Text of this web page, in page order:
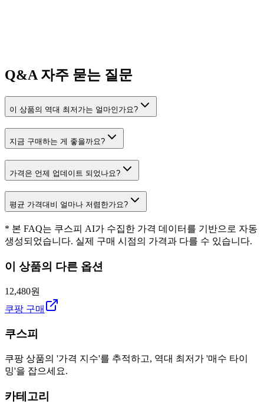
Q&A자주 묻는 질문
이 상품의 역대 최저가는 얼마인가요?
지금 구매하는 게 좋을까요?
가격은 언제 업데이트 되었나요?
평균 가격대비 얼마나 저렴한가요?
* 본 FAQ는 쿠스피 AI가 수집한 가격 데이터를 기반으로 자동
생성되었습니다. 실제 구매 시점의 가격과 다를 수 있습니다.
이 상품의 다른 옵션
12,480원
쿠팡 구매
쿠스피
쿠팡 상품의 '가격 지수'를 추적하고, 역대 최저가 '매수 타이
밍'을 잡으세요.
카테고리